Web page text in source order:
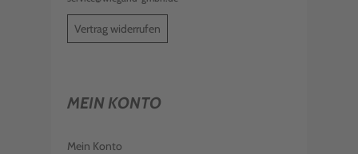
Vertrag widerrufen
MEIN KONTO
Mein Konto